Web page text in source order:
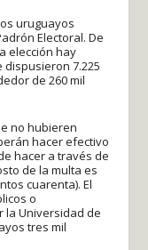
uruguayos
Electoral. De
elección hay
dispusieron 7.225
de 260 mil
no hubieren
hacer efectivo
hacer a través de
de la multa es
cuarenta). El
o
la Universidad de
tres mil